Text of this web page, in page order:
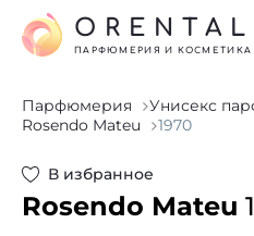
ORENTAL
ПАРФЮМЕРИЯ И КОСМЕТИКА
Парфюмерия
Унисекс
Rosendo Mateu
1970
В избранное
Rosendo Mateu